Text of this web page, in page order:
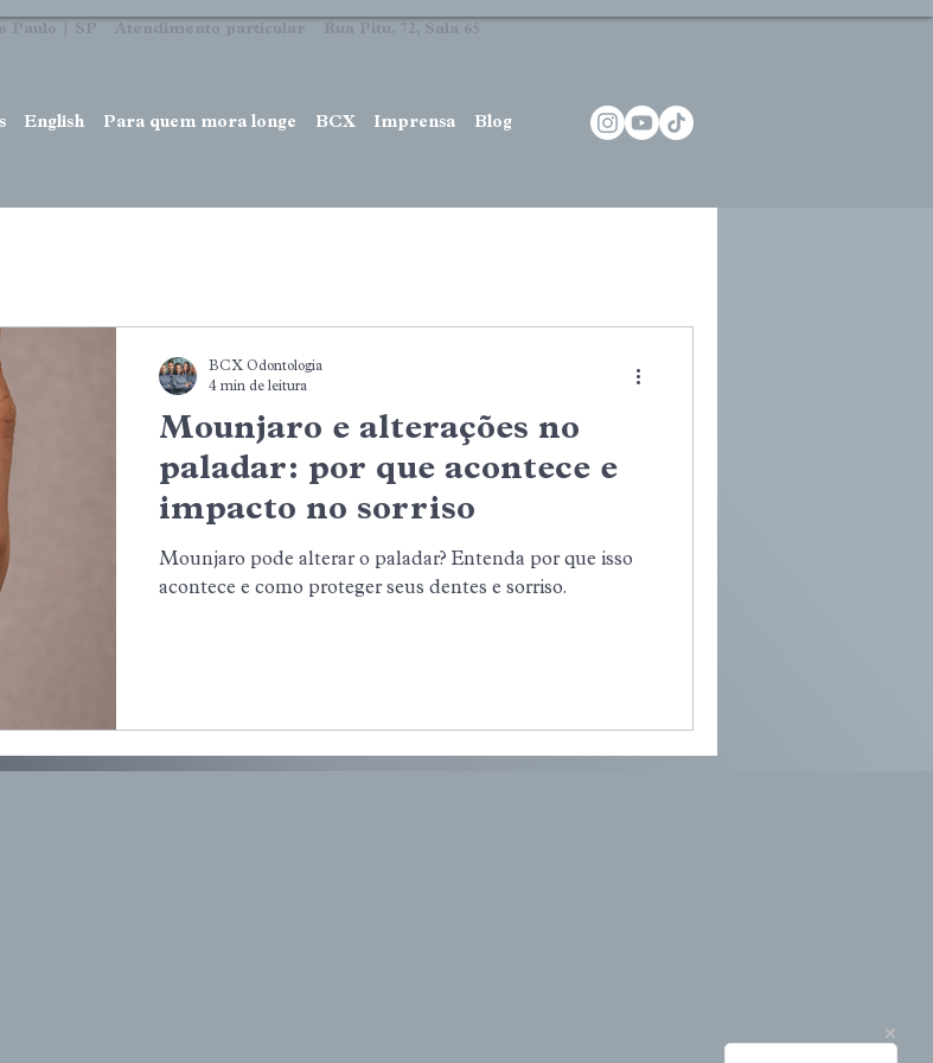
Paulo | SP Atendimento particular Rua Pitu, 72, Sala 65
English Para quem mora longe BCX Imprensa Blog
Mounjaro e alterações no
paladar: por que acontece e
impacto no sorriso
Mounjaro pode alterar o paladar? Entenda por que isso
acontece e como proteger seus dentes e sorriso.
BCX Odontologia
4 min de leitura